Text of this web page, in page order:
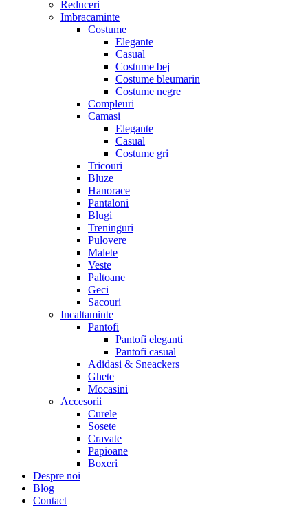
Reduceri
Imbracaminte
Costume
Elegante
Casual
Costume bej
Costume bleumarin
Costume negre
Compleuri
Camasi
Elegante
Casual
Costume gri
Tricouri
Bluze
Hanorace
Pantaloni
Blugi
Treninguri
Pulovere
Malete
Veste
Paltoane
Geci
Sacouri
Incaltaminte
Pantofi
Pantofi eleganti
Pantofi casual
Adidasi & Sneackers
Ghete
Mocasini
Accesorii
Curele
Sosete
Cravate
Papioane
Boxeri
Despre noi
Blog
Contact